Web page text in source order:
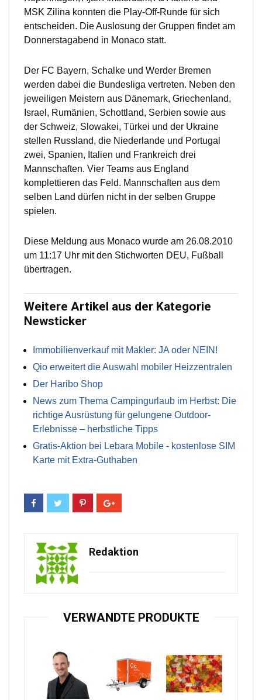
MSK Zilina konnten die Play-Off-Runde für sich
entscheiden. Die Auslosung der Gruppen findet am
Donnerstagabend in Monaco statt.
Der FC Bayern, Schalke und Werder Bremen
werden dabei die Bundesliga vertreten. Neben den
jeweiligen Meistern aus Dänemark, Griechenland,
Israel, Rumänien, Schottland, Serbien sowie aus
der Schweiz, Slowakei, Türkei und der Ukraine
stellen Russland, die Niederlande und Portugal
zwei, Spanien, Italien und Frankreich drei
Mannschaften. Vier Teams aus England
komplettieren das Feld. Mannschaften aus dem
selben Land dürfen nicht in der selben Gruppe
spielen.
Diese Meldung aus Monaco wurde am 26.08.2010
um 11:17 Uhr mit den Stichworten DEU, Fußball
übertragen.
Weitere Artikel aus der Kategorie
Newsticker
Immobilienverkauf mit Makler: JA oder NEIN!
Qio erweitert die Auswahl mobiler Heizzentralen
Der Haribo Shop
News zum Thema Campingurlaub im Herbst: Die
richtige Ausrüstung für gelungene Outdoor-
Erlebnisse – herbstliche Tipps
Gratis-Aktion bei Lebara Mobile - kostenlose SIM
Karte mit Extra-Guthaben
Redaktion
VERWANDTE PRODUKTE